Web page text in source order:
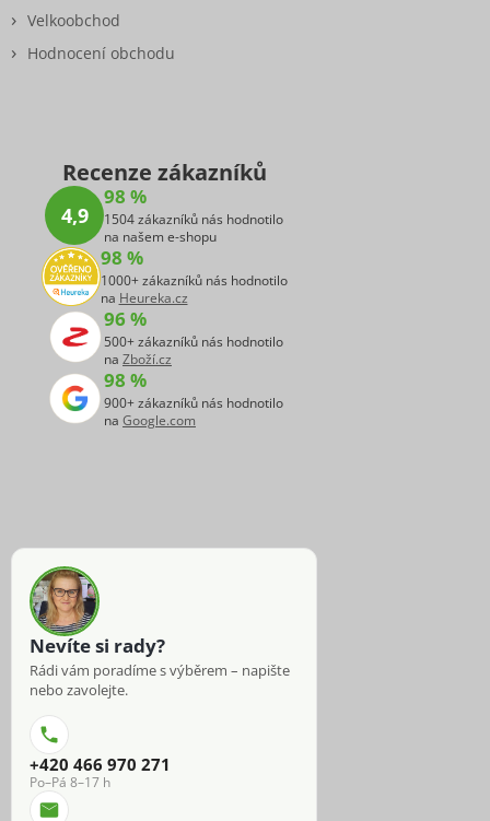
Velkoobchod
Hodnocení obchodu
Recenze zákazníků
4,9
98 %
1504 zákazníků nás hodnotilo
na našem e-shopu
98 %
1000+ zákazníků nás hodnotilo
na Heureka.cz
96 %
500+ zákazníků nás hodnotilo
na Zboží.cz
98 %
900+ zákazníků nás hodnotilo
na Google.com
Nevíte si rady?
Rádi vám poradíme s výběrem – napište
nebo zavolejte.
+420 466 970 271
Po–Pá 8–17 h